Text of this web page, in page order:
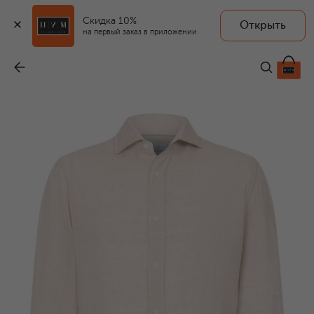
Скидка 10%
на первый заказ в приложении
Открыть
74 600 ₽